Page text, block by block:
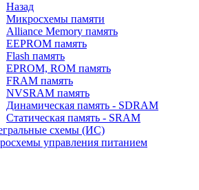
Назад
Микросхемы памяти
Alliance Memory память
EEPROM память
Flash память
EPROM, ROM память
FRAM память
NVSRAM память
Динамическая память - SDRAM
Статическая память - SRAM
схемы (ИС)
управления питанием